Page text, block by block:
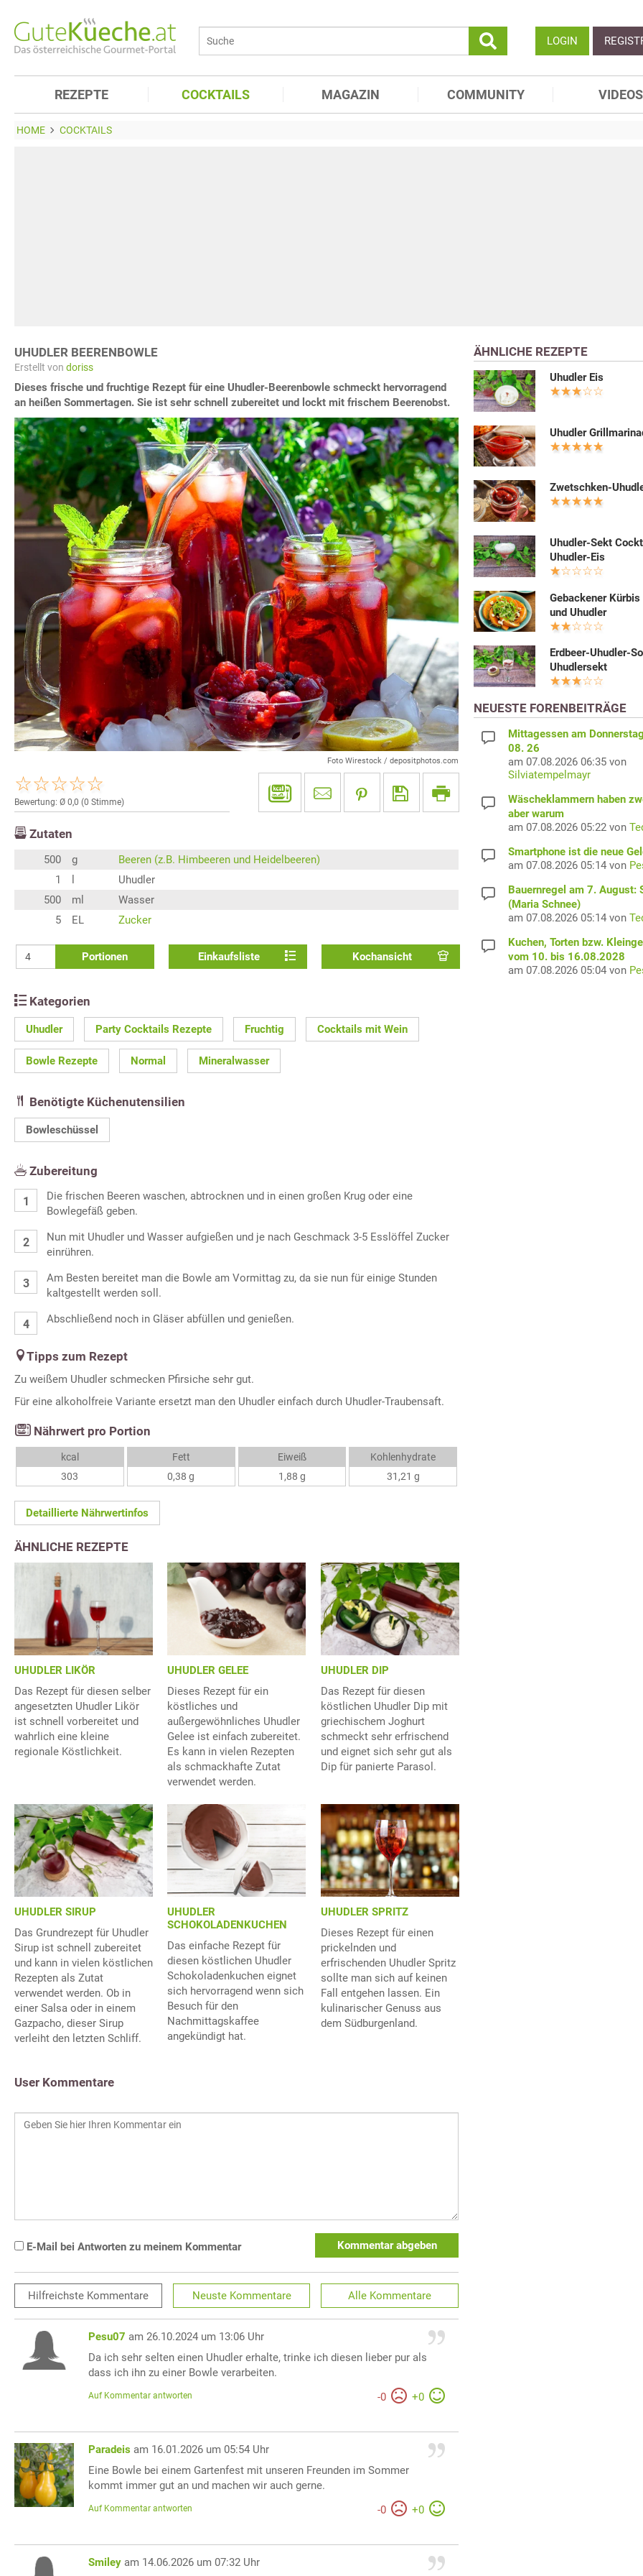
LOGIN
REZEPTE COCKTAILS MAGAZIN COMMUNITY VIDEOS
HOME COCKTAILS
UHUDLER BEERENBOWLE
Erstellt von doriss
Dieses frische und fruchtige Rezept für eine Uhudler-Beerenbowle schmeckt hervorragend
an heißen Sommertagen. Sie ist sehr schnell zubereitet und lockt mit frischem Beerenobst.
Foto Wirestock / depositphotos.com
Bewertung: Ø 0,0 (0 Stimme)
Zutaten
500 g
Beeren (z.B. Himbeeren und Heidelbeeren)
1
Uhudler
500
ml
Wasser
5
EL Zucker
Portionen Einkaufsliste Kochansicht
Kategorien
Uhudler Party Cocktails Rezepte Fruchtig Cocktails mit Wein
Bowle Rezepte Normal Mineralwasser
Benötigte Küchenutensilien
Bowleschüssel
Zubereitung
Die frischen Beeren waschen, abtrocknen und in einen großen Krug oder eine
Bowlegefäß geben.
Nun mit Uhudler und Wasser aufgießen und je nach Geschmack 3-5 Esslöffel Zucker
einrühren.
Am Besten bereitet man die Bowle am Vormittag zu, da sie nun für einige Stunden
kaltgestellt werden soll.
Abschließend noch in Gläser abfüllen und genießen.
Tipps zum Rezept
Zu weißem Uhudler schmecken Pfirsiche sehr gut.
Für eine alkoholfreie Variante ersetzt man den Uhudler einfach durch Uhudler-Traubensaft.
Nährwert pro Portion
kcal
303
Fett
0,38 g
Eiweiß
1,88 g
Kohlenhydrate
31,21 g
Detaillierte Nährwertinfos
ÄHNLICHE REZEPTE
UHUDLER LIKÖR
Das Rezept für diesen selber
angesetzten Uhudler Likör
ist schnell vorbereitet und
wahrlich eine kleine
regionale Köstlichkeit.
UHUDLER GELEE
Dieses Rezept für ein
köstliches und
außergewöhnliches Uhudler
Gelee ist einfach zubereitet.
Es kann in vielen Rezepten
als schmackhafte Zutat
verwendet werden.
UHUDLER DIP
Das Rezept für diesen
köstlichen Uhudler Dip mit
griechischem Joghurt
schmeckt sehr erfrischend
und eignet sich sehr gut als
Dip für panierte Parasol.
UHUDLER SIRUP
Das Grundrezept für Uhudler
Sirup ist schnell zubereitet
und kann in vielen köstlichen
Rezepten als Zutat
verwendet werden. Ob in
einer Salsa oder in einem
Gazpacho, dieser Sirup
verleiht den letzten Schliff.
UHUDLER
SCHOKOLADENKUCHEN
Das einfache Rezept für
diesen köstlichen Uhudler
Schokoladenkuchen eignet
sich hervorragend wenn sich
Besuch für den
Nachmittagskaffee
angekündigt hat.
UHUDLER SPRITZ
Dieses Rezept für einen
prickelnden und
erfrischenden Uhudler Spritz
sollte man sich auf keinen
Fall entgehen lassen. Ein
kulinarischer Genuss aus
dem Südburgenland.
User Kommentare
E-Mail bei Antworten zu meinem Kommentar Kommentar abgeben
Hilfreichste Kommentare Neuste Kommentare Alle Kommentare
Pesu07 am 26.10.2024 um 13:06 Uhr
Da ich sehr selten einen Uhudler erhalte, trinke ich diesen lieber pur als
dass ich ihn zu einer Bowle verarbeiten.
-0 +0
Auf Kommentar antworten
Paradeis am 16.01.2026 um 05:54 Uhr
Eine Bowle bei einem Gartenfest mit unseren Freunden im Sommer
kommt immer gut an und machen wir auch gerne.
-0 +0
Auf Kommentar antworten
Smiley am 14.06.2026 um 07:32 Uhr
ÄHNLICHE REZEPTE
Uhudler Eis
Uhudler
Zwetschken-
Uhudler-Sekt
Uhudler-Eis
Gebackener
und Uhudler
Erdbeer-Uhudler-
Uhudlersekt
NEUESTE FORENBEITRÄGE
Mittagessen am
08. 26
am 07.08.2026 06:35 von
Silviatempelmayr
Wäscheklammern haben
aber warum
am 07.08.2026 05:22 von
Smartphone ist die neue
am 07.08.2026 05:14 von
Bauernregel am 7. August:
(Maria Schnee)
am 07.08.2026 05:14 von
Kuchen, Torten bzw.
vom 10. bis 16.08.2028
am 07.08.2026 05:04 von